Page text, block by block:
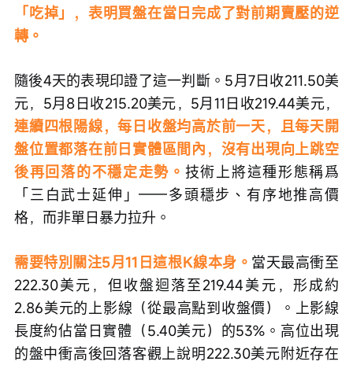
「吃掉」，表明買盤在當日完成了對前期賣壓的逆
轉。
隨後4天的表現印證了這一判斷。5月7日收211.50美
元，5月8日收215.20美元，5月11日收219.44美元，
連續四根陽線，每日收盤均高於前一天，且每天開
盤位置都落在前日實體區間內，沒有出現向上跳空
後再回落的不穩定走勢。 技術上將這種形態稱爲
「三白武士延伸」——多頭穩步、有序地推高價
格，而非單日暴力拉升。
需要特別關注5月11日這根K線本身。 當天最高衝至
222.30美元，但收盤迴落至219.44美元，形成約
2.86美元的上影線（從最高點到收盤價）。上影線
長度約佔當日實體（5.40美元）的53%。高位出現
的盤中衝高後回落客觀上說明222.30美元附近存在